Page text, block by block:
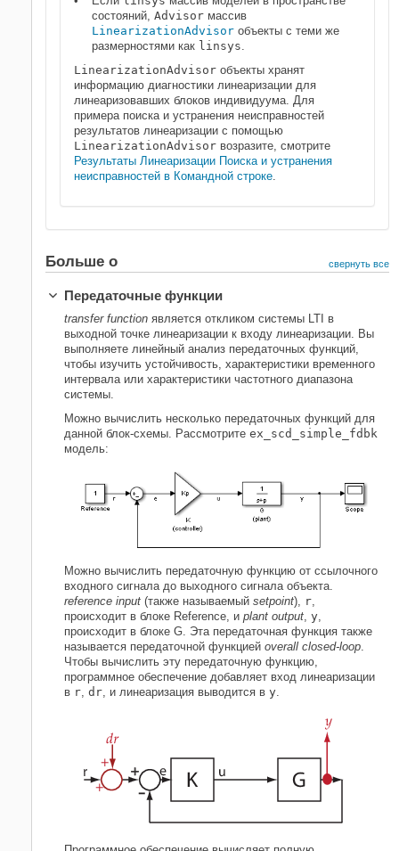
состояний, Advisor массив
LinearizationAdvisor объекты с теми же
размерностями как linsys
LinearizationAdvisor объекты хранят
информацию диагностики линеаризации для
линеаризовавших блоков индивидуума. Для
примера поиска и устранения неисправностей
результатов линеаризации с помощью
LinearizationAdvisor возразите, смотрите
Результаты Линеаризации Поиска и устранения
неисправностей в Командной строке
Больше о свернуть все
Передаточные функции
transfer function является откликом системы LTI в
выходной точке линеаризации к входу линеаризации. Вы
выполняете линейный анализ передаточных функций,
чтобы изучить устойчивость, характеристики временного
интервала или характеристики частотного диапазона
системы.
Можно вычислить несколько передаточных функций для
данной блок-схемы. Рассмотрите ex_scd_simple_fdbk
модель:
Можно вычислить передаточную функцию от ссылочного
входного сигнала до выходного сигнала объекта.
reference input (также называемый setpoint), r
происходит в блоке Reference , и plant output y
происходит в блоке G . Эта передаточная функция также
называется передаточной функцией overall closed-loop
Чтобы вычислить эту передаточную функцию,
программное обеспечение добавляет вход линеаризации
в r dr , и линеаризация выводится в y